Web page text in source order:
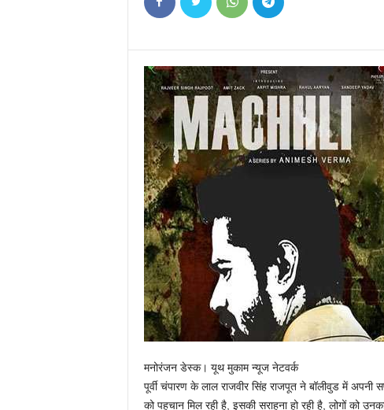
मनोरंजन डेस्क। यूथ मुकाम न्यूज नेटवर्क
पूर्वी चंपारण के लाल राजवीर सिंह राजपूत ने बॉलीवुड में
को पहचान मिल रही है, इसकी सराहना हो रही है, लोगों को